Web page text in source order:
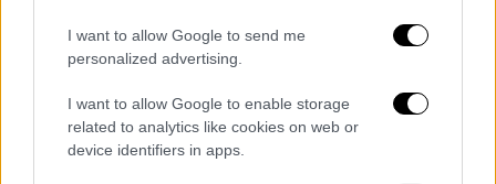
I want to allow Google to send me
personalized advertising.
I want to allow Google to enable storage
related to analytics like cookies on web or
device identifiers in apps.
μέτρο κλεισίματος σε όσους επηρεάστηκαν
αρνητικά».
Το Pornhub είναι ένας από τους
μεγαλύτερουςιστότοπους